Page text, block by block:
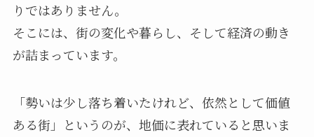
りではありません。
そこには、街の変化や暮らし、そして経済の動き
が詰まっています。
「勢いは少し落ち着いたけれど、依然として価値
ある街」というのが、地価に表れていると思いま